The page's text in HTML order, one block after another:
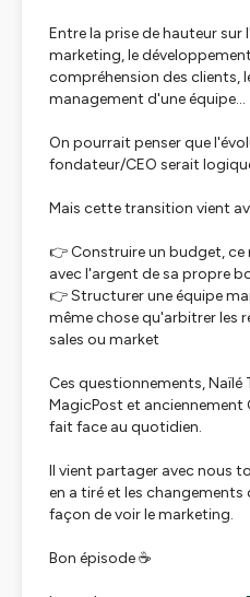
Entre la prise de hauteur
marketing, le
compréhension des clients,
management d'une équipe...
On pourrait penser que
fondateur/CEO serait
Mais cette transition vient
👉 Construire un budget, ce
avec l'argent de sa propre
👉 Structurer une équipe
même chose qu'arbitrer les
sales ou market
Ces questionnements,
MagicPost et anciennement
fait face au quotidien.
Il vient partager avec nous
en a tiré et les
façon de voir le marketing.
Bon épisode ☕